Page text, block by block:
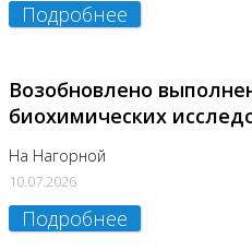
Подробнее
Возобновлено
биохимических
На Нагорной
10.07.2026
Подробнее